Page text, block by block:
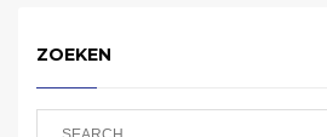
ZOEKEN